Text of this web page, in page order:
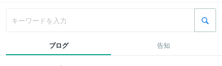
ブログ 告知